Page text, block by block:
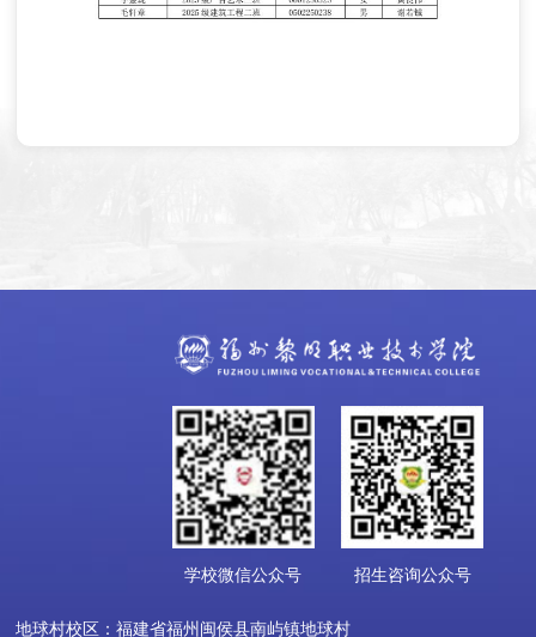
学校微信公众号 招生咨询公众号
地球村校区：福建省福州闽侯县南屿镇地球村